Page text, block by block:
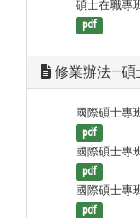
碩士在職專
pdf
修業辦法—碩
國際碩士專
pdf
國際碩士專
pdf
國際碩士專
pdf